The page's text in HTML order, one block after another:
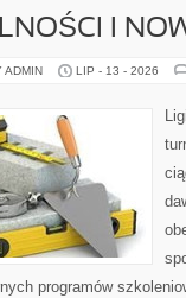
I
ADMIN LIP - 13 - 2026
programów